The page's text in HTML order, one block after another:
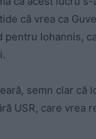
că vrea ca
Iohannis,
semn clar că
USR, care vrea